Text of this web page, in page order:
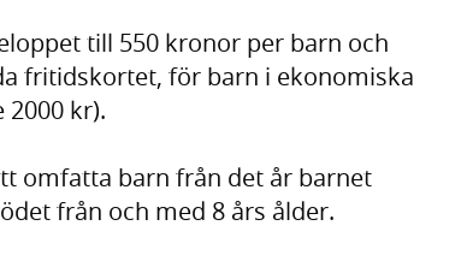
till 550 kronor per barn och
fritidskortet, för barn i ekonomiska
kr).
omfatta barn från det år barnet
från och med 8 års ålder.